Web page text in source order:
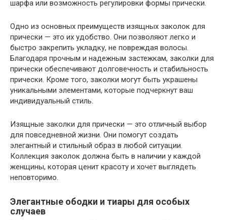
шарфа или возможность регулировки формы прически.
Одно из основных преимуществ изящных заколок для
прически — это их удобство. Они позволяют легко и
быстро закрепить укладку, не повреждая волосы.
Благодаря прочным и надежным застежкам, заколки для
прически обеспечивают долговечность и стабильность
прически. Кроме того, заколки могут быть украшены
уникальными элементами, которые подчеркнут ваш
индивидуальный стиль.
Изящные заколки для прически — это отличный выбор
для повседневной жизни. Они помогут создать
элегантный и стильный образ в любой ситуации.
Коллекция заколок должна быть в наличии у каждой
женщины, которая ценит красоту и хочет выглядеть
неповторимо.
Элегантные ободки и тиары для особых
случаев